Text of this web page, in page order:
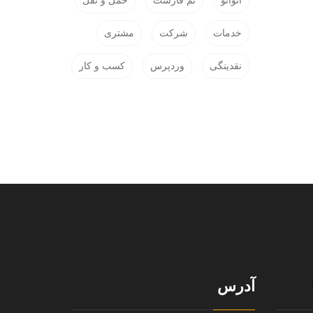
خدمات شرکت مشتری
نقدینگی وردپرس کسب و کار
آدرس